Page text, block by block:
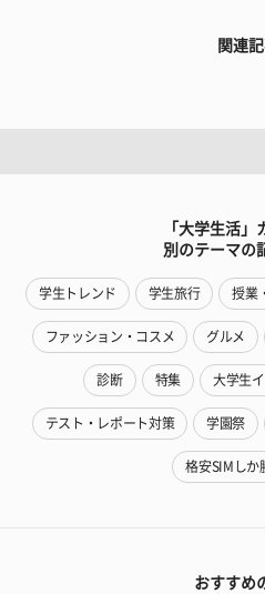
関連
「大学生活」
別のテーマの
学生トレンド 学生旅行 授業
ファッション・コスメ グルメ
診断 特集 大学生
テスト・レポート対策 学園祭
格安SIMしか
おすすめ